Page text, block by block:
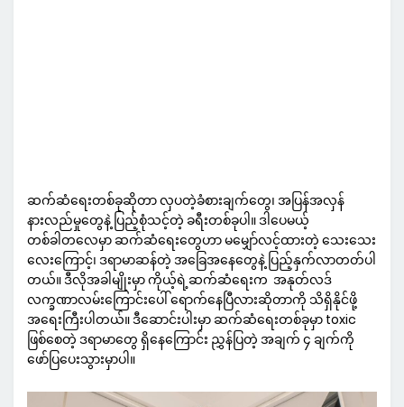
ဆက်ဆံရေးတစ်ခုဆိုတာ လှပတဲ့ခံစားချက်တွေ၊ အပြန်အလှန်
နားလည်မှုတွေနဲ့ ပြည့်စုံသင့်တဲ့ ခရီးတစ်ခုပါ။ ဒါပေမယ့်
တစ်ခါတလေမှာ ဆက်ဆံရေးတွေဟာ မမျှော်လင့်ထားတဲ့ သေးသေး
လေးကြောင့်၊ ဒရာမာဆန်တဲ့ အခြေအနေတွေနဲ့ ပြည့်နှက်လာတတ်ပါ
တယ်။ ဒီလိုအခါမျိုးမှာ ကိုယ့်ရဲ့ဆက်ဆံရေးက အနုတ်လဒ်
လက္ခဏာလမ်းကြောင်းပေါ် ရောက်နေပြီလားဆိုတာကို သိရှိနိုင်ဖို့
အရေးကြီးပါတယ်။ ဒီဆောင်းပါးမှာ ဆက်ဆံရေးတစ်ခုမှာ toxic
ဖြစ်စေတဲ့ ဒရာမာတွေ ရှိနေကြောင်း ညွှန်ပြတဲ့ အချက် ၄ ချက်ကို
ဖော်ပြပေးသွားမှာပါ။